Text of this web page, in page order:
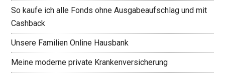
So kaufe ich alle Fonds ohne Ausgabeaufschlag und mit
Cashback
Unsere Familien Online Hausbank
Meine moderne private Krankenversicherung